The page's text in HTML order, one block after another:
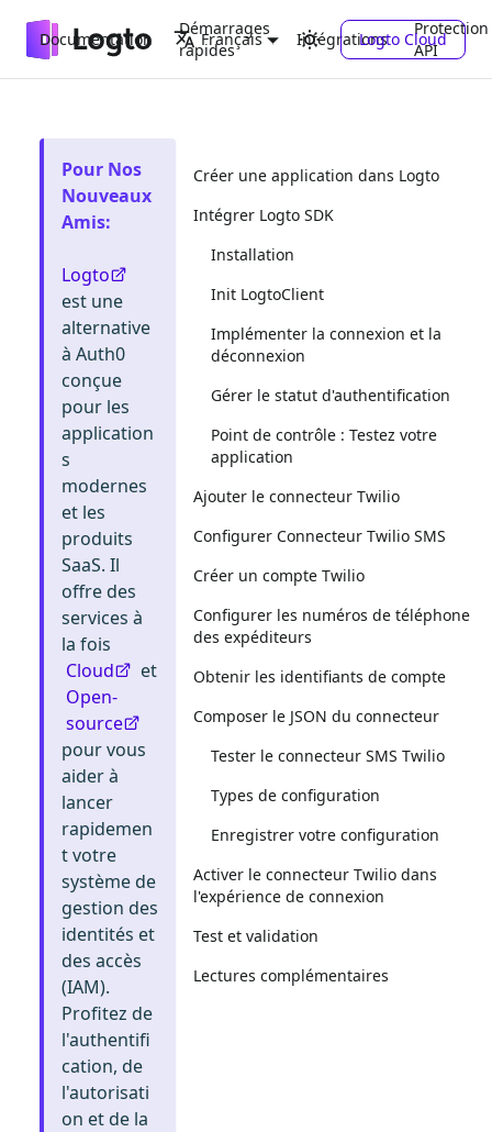
Documentation
Démarrages
rapides
Intégrations
Protection
API
Français Logto Cloud
Pour Nos
Nouveaux
Amis:
Logto
est une
alternative
à Auth0
conçue
pour les
application
s
modernes
et les
produits
SaaS. Il
offre des
services à
la fois
Cloud
et
Open-
source
pour vous
aider à
lancer
rapidemen
t votre
système de
gestion des
identités et
des accès
(IAM).
Profitez de
l'authentifi
cation, de
l'autorisati
on et de la
Créer une application dans Logto
Intégrer Logto SDK
Installation
Init LogtoClient
Implémenter la connexion et la
déconnexion
Gérer le statut d'authentification
Point de contrôle : Testez votre
application
Ajouter le connecteur Twilio
Configurer Connecteur Twilio SMS
Créer un compte Twilio
Configurer les numéros de téléphone
des expéditeurs
Obtenir les identifiants de compte
Composer le JSON du connecteur
Tester le connecteur SMS Twilio
Types de configuration
Enregistrer votre configuration
Activer le connecteur Twilio dans
l'expérience de connexion
Test et validation
Lectures complémentaires